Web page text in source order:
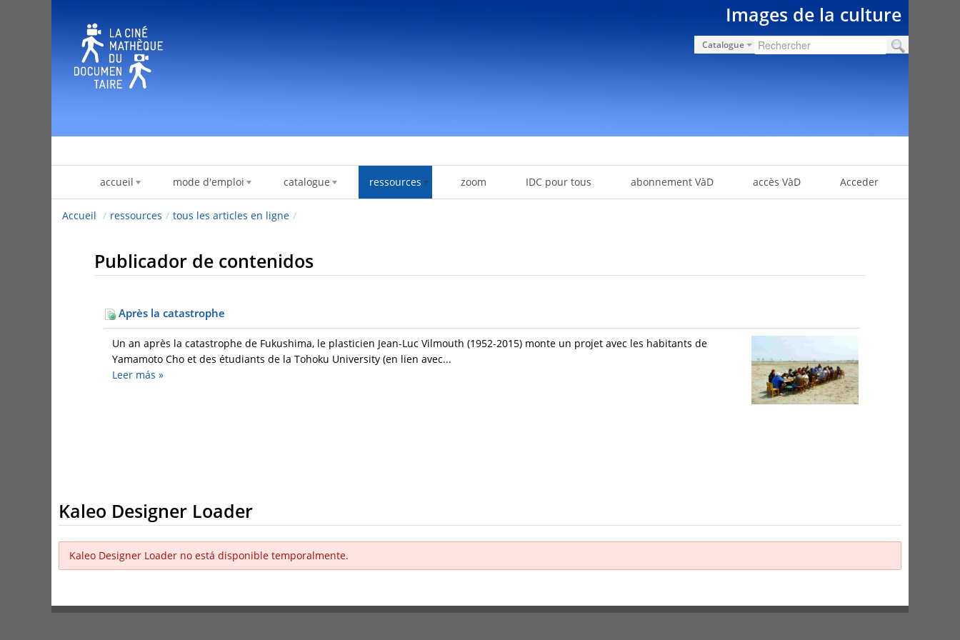
Images de la culture
Catalogue
accueil mode d'emploi catalogue ressources zoom IDC pour tous abonnement VàD accès VàD Acceder
Accueil / ressources / tous les articles en ligne /
Publicador de contenidos
Après la catastrophe
Un an après la catastrophe de Fukushima, le plasticien Jean-Luc Vilmouth (1952-2015) monte un projet avec les habitants de
Yamamoto Cho et des étudiants de la Tohoku University (en lien avec...
Leer más »
Kaleo Designer Loader
Kaleo Designer Loader no está disponible temporalmente.